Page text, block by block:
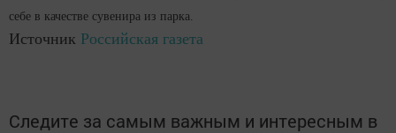
себе в качестве сувенира из парка.
Источник Российская газета
Следите за самым важным и интересным в